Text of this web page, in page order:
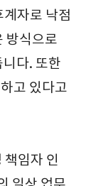
자로 낙점
방식으로
다. 또한
고 있다고
임자 인